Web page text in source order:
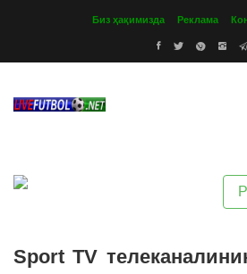
Биз ҳақимизда Реклама
Sport TV